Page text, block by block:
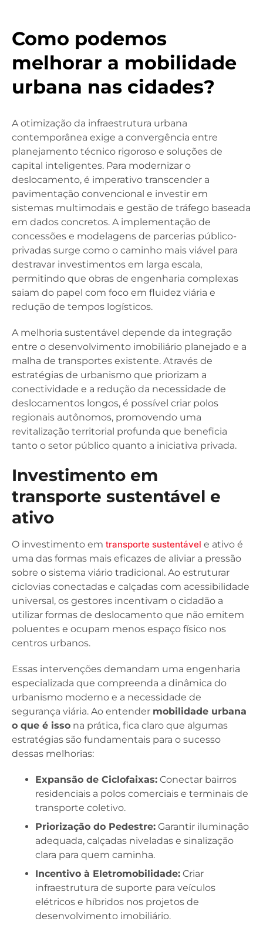
Como podemos
melhorar a mobilidade
urbana nas cidades?
A otimização da infraestrutura urbana
contemporânea exige a convergência entre
planejamento técnico rigoroso e soluções de
capital inteligentes. Para modernizar o
deslocamento, é imperativo transcender a
pavimentação convencional e investir em
sistemas multimodais e gestão de tráfego baseada
em dados concretos. A implementação de
concessões e modelagens de parcerias público-
privadas surge como o caminho mais viável para
destravar investimentos em larga escala,
permitindo que obras de engenharia complexas
saiam do papel com foco em fluidez viária e
redução de tempos logísticos.
A melhoria sustentável depende da integração
entre o desenvolvimento imobiliário planejado e a
malha de transportes existente. Através de
estratégias de urbanismo que priorizam a
conectividade e a redução da necessidade de
deslocamentos longos, é possível criar polos
regionais autônomos, promovendo uma
revitalização territorial profunda que beneficia
tanto o setor público quanto a iniciativa privada.
Investimento em
transporte sustentável e
ativo
O investimento em transporte sustentável e ativo é
uma das formas mais eficazes de aliviar a pressão
sobre o sistema viário tradicional. Ao estruturar
ciclovias conectadas e calçadas com acessibilidade
universal, os gestores incentivam o cidadão a
utilizar formas de deslocamento que não emitem
poluentes e ocupam menos espaço físico nos
centros urbanos.
Essas intervenções demandam uma engenharia
especializada que compreenda a dinâmica do
urbanismo moderno e a necessidade de
segurança viária. Ao entender mobilidade urbana
o que é isso na prática, fica claro que algumas
estratégias são fundamentais para o sucesso
dessas melhorias:
Expansão de Ciclofaixas: Conectar bairros
residenciais a polos comerciais e terminais de
transporte coletivo.
Priorização do Pedestre: Garantir iluminação
adequada, calçadas niveladas e sinalização
clara para quem caminha.
Incentivo à Eletromobilidade: Criar
infraestrutura de suporte para veículos
elétricos e híbridos nos projetos de
desenvolvimento imobiliário.